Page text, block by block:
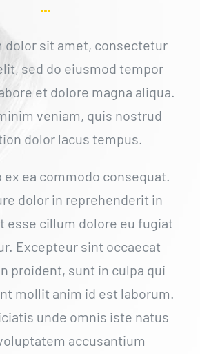
dolor sit amet, consectetur
sed do eiusmod tempor
et dolore magna aliqua.
veniam, quis nostrud
dolor lacus tempus.
ex ea commodo consequat.
dolor in reprehenderit in
esse cillum dolore eu fugiat
Excepteur sint occaecat
proident, sunt in culpa qui
mollit anim id est laborum.
unde omnis iste natus
accusantium